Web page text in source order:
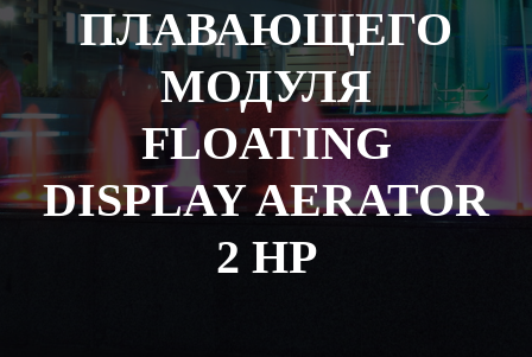
ПЛАВАЮЩЕГО
МОДУЛЯ
FLOATING
DISPLAY AERATOR
2 HP